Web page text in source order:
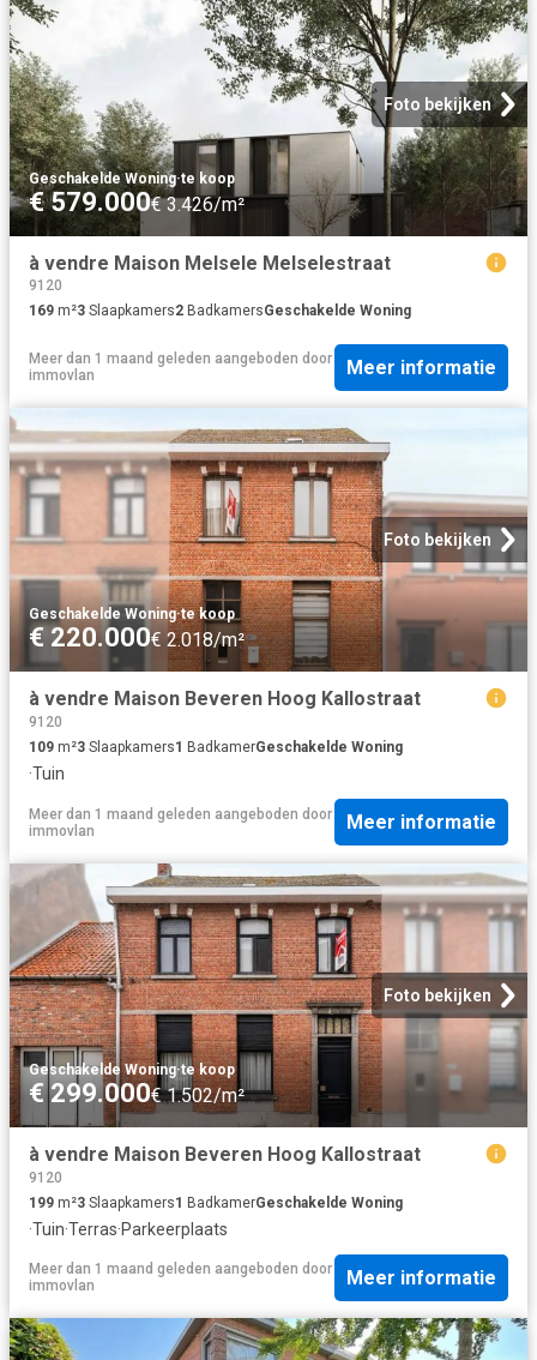
Foto bekijken
Geschakelde Woning·te koop
€ 579.000€ 3.426/m²
à vendre Maison Melsele Melselestraat
9120
169 m²3 Slaapkamers2 BadkamersGeschakelde Woning
Meer dan 1 maand geleden aangeboden door
immovlan
Meer informatie
Foto bekijken
Geschakelde Woning·te koop
€ 220.000€ 2.018/m²
à vendre Maison Beveren Hoog Kallostraat
9120
109 m²3 Slaapkamers1 BadkamerGeschakelde Woning
·Tuin
Meer dan 1 maand geleden aangeboden door
immovlan
Meer informatie
Foto bekijken
Geschakelde Woning·te koop
€ 299.000€ 1.502/m²
à vendre Maison Beveren Hoog Kallostraat
9120
199 m²3 Slaapkamers1 BadkamerGeschakelde Woning
·Tuin·Terras·Parkeerplaats
Meer dan 1 maand geleden aangeboden door
immovlan
Meer informatie